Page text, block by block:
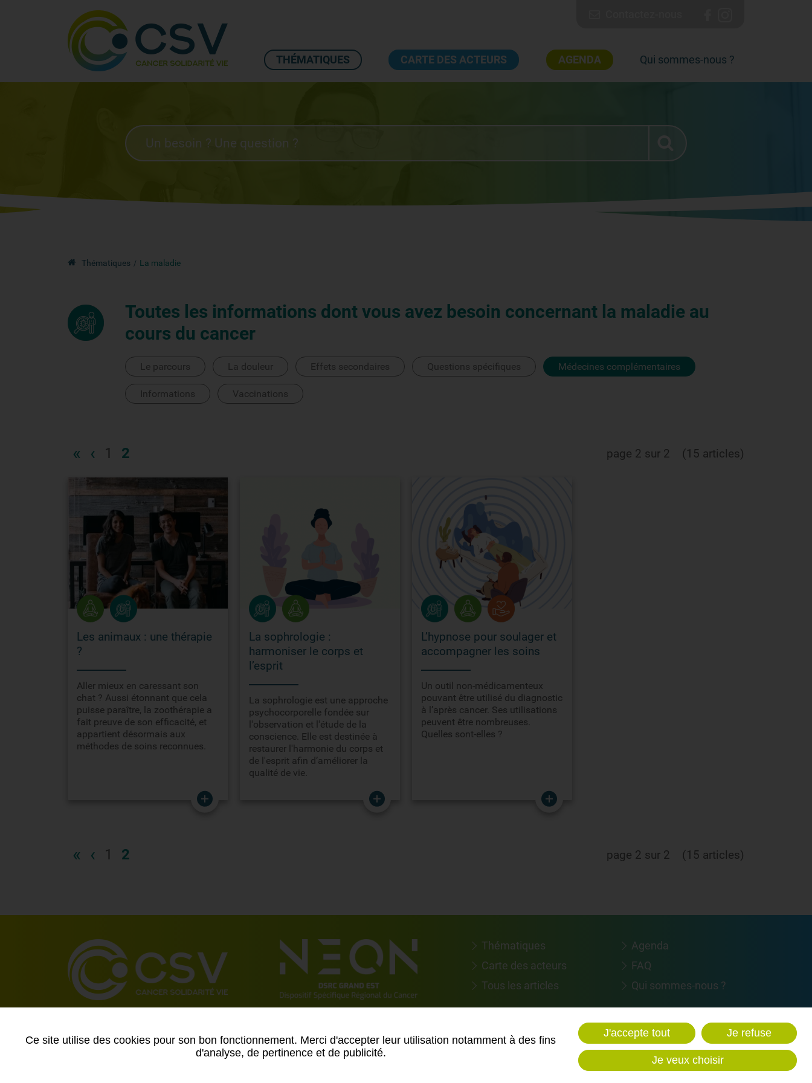
Ce site utilise des cookies pour son bon fonctionnement. Merci d'accepter leur utilisation notamment à des fins
d'analyse, de pertinence et de publicité.
J'accepte tout Je refuse
Je veux choisir
THÉMATIQUES CARTE DES ACTEURS AGENDA Qui sommes-nous ?
Thématiques La maladie
Toutes les informations dont vous avez besoin concernant la maladie au
cours du cancer
Le parcours La douleur Effets secondaires Questions spécifiques Médecines complémentaires
Informations Vaccinations
« ‹ 1 2 page 2 sur 2 (15 articles)
Les animaux : une thérapie
?
Aller mieux en caressant son
chat ? Aussi étonnant que cela
puisse paraître, la zoothérapie a
fait preuve de son efficacité, et
appartient désormais aux
méthodes de soins reconnues.
La sophrologie :
harmoniser le corps et
l’esprit
La sophrologie est une approche
psychocorporelle fondée sur
l'observation et l'étude de la
conscience. Elle est destinée à
restaurer l'harmonie du corps et
de l'esprit afin d’améliorer la
qualité de vie.
L’hypnose pour soulager et
accompagner les soins
Un outil non-médicamenteux
pouvant être utilisé du diagnostic
à l’après cancer. Ses utilisations
peuvent être nombreuses.
Quelles sont-elles ?
« ‹ 1 2 page 2 sur 2 (15 articles)
Thématiques
Carte des acteurs
Tous les articles
Agenda
FAQ
Qui sommes-nous ?
Données personnelles- Plan du site